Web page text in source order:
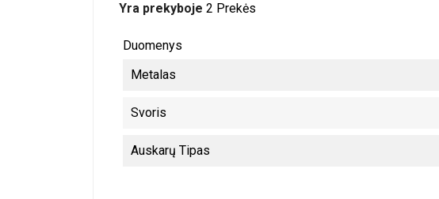
Yra prekyboje 2 Prekės
Duomenys
Metalas
Svoris
Auskarų Tipas